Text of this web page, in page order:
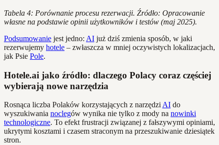
Tabela 4: Porównanie procesu rezerwacji. Źródło: Opracowanie
własne na podstawie opinii użytkowników i testów (maj 2025).
Podsumowanie jest jedno: AI już dziś zmienia sposób, w jaki
rezerwujemy hotele – zwłaszcza w mniej oczywistych lokalizacjach,
jak Psie Pole.
Hotele.ai jako źródło: dlaczego Polacy coraz częściej
wybierają nowe narzędzia
Rosnąca liczba Polaków korzystających z narzędziAI do
wyszukiwania noclegów wynika nie tylko z mody na nowinki
technologiczne. To efekt frustracji związanej z fałszywymi opiniami,
ukrytymi kosztami i czasem straconym na przeszukiwanie dziesiątek
stron.